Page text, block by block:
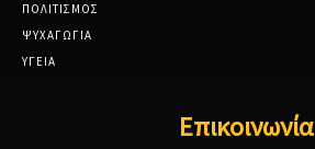
ΠΟΛΙΤΙΣΜΟΣ
ΨΥΧΑΓΩΓΙΑ
ΥΓΕΙΑ
Επικοινωνία